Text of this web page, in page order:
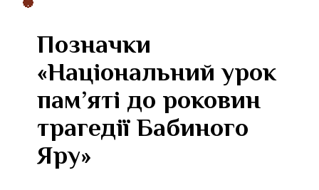
Позначки
«Національний урок
пам’яті до роковин
трагедії Бабиного
Яру»